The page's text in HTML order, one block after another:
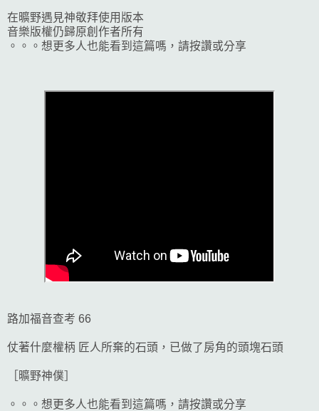
在曠野遇見神敬拜使用版本
音樂版權仍歸原創作者所有
。。。想更多人也能看到這篇嗎，請按讚或分享
路加福音查考 66
仗著什麼權柄 匠人所棄的石頭，已做了房角的頭塊石頭
［曠野神僕］
。。。想更多人也能看到這篇嗎，請按讚或分享